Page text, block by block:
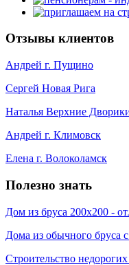
Отзывы клиентов
Андрей г. Пущино
Сергей Новая Рига
Наталья Верхние
Андрей г. Климовск
Елена г. Волоколамск
Полезно знать
Дом из бруса 200х200 -
Дома из обычного бруса
Строительство